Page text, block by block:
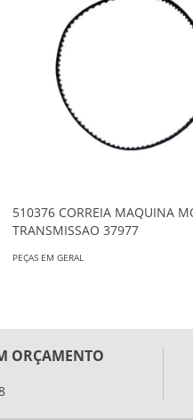
510376 CORREIA MAQUINA
TRANSMISSAO 37977
PEÇAS EM GERAL
ORÇAMENTO